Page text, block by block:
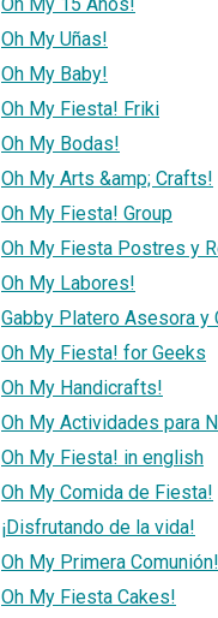
Oh My Uñas!
Oh My Baby!
Oh My Fiesta! Friki
Oh My Bodas!
Oh My Arts &amp; Crafts!
Oh My Fiesta! Group
Oh My Fiesta Postres y
Oh My Labores!
Gabby Platero Asesora y
Oh My Fiesta! for Geeks
Oh My Handicrafts!
Oh My Actividades para
Oh My Fiesta! in english
Oh My Comida de Fiesta!
¡Disfrutando de la vida!
Oh My Primera Comunión!
Oh My Fiesta Cakes!